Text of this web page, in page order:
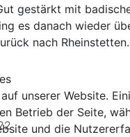
gestärkt mit
es danach wieder
nach Rheinstetten.
unserer Website.
Betrieb der Seite,
und die